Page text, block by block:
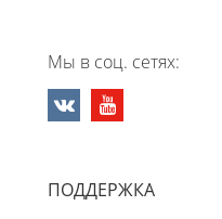
Мы в соц. сетях:
ПОДДЕРЖКА